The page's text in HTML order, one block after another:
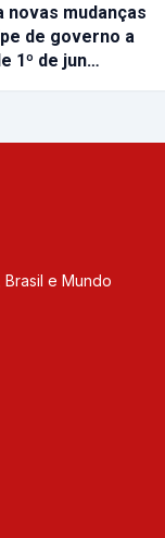
novas mudanças
de governo a
1º de jun…
e Mundo